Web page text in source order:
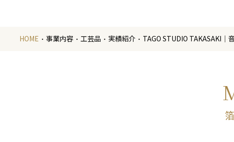
HOME 事業内容 工芸品 実績紹介 TAGO STUDIO TAKASAKI｜